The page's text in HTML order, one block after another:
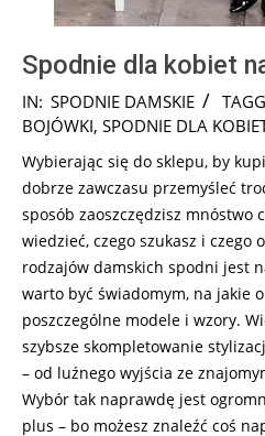
Spodnie dla kobiet
2024-
09-
IN: SPODNIE DAMSKIE
BOJÓWKI, SPODNIE DLA
Wybierając się do sklepu, by
dobrze zawczasu przemyśleć
sposób zaoszczędzisz mnóstwo
wiedzieć, czego szukasz i czego
rodzajów damskich spodni jest
warto być świadomym, na jakie
poszczególne modele i wzory.
szybsze skompletowanie
– od luźnego wyjścia ze
Wybór tak naprawdę jest
plus – bo możesz znaleźć coś